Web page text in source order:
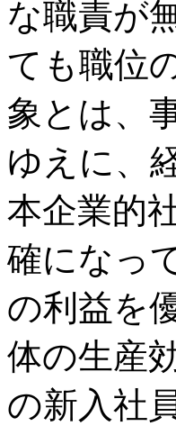
な職責が
ても職位
象とは、
ゆえに、
本企業的
確になっ
の利益を
体の生産
の新入社